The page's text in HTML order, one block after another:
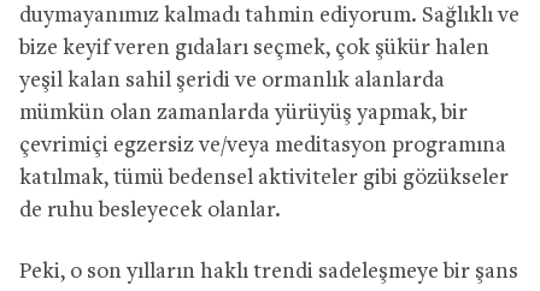
duymayanımız kalmadı tahmin ediyorum. Sağlıklı ve
bize keyif veren gıdaları seçmek, çok şükür halen
yeşil kalan sahil şeridi ve ormanlık alanlarda
mümkün olan zamanlarda yürüyüş yapmak, bir
çevrimiçi egzersiz ve/veya meditasyon programına
katılmak, tümü bedensel aktiviteler gibi gözükseler
de ruhu besleyecek olanlar.
Peki, o son yılların haklı trendi sadeleşmeye bir şans